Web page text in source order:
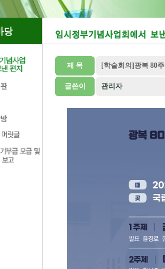
제 목 [학술회의]광복 80
글쓴이 관리자